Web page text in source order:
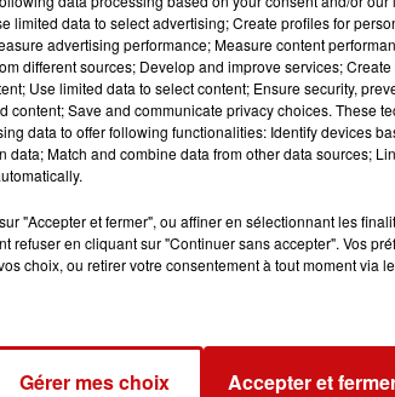
31 juillet 2026
PENDANT 10 JOURS
la 77e Foire aux vins de
limited data to select advertising; Create profiles for
advertising performance; Measure content
different sources; Develop and improve services;
Use limited data to select content; Ensure security,
content; Save and communicate privacy choices. These
data to offer following functionalities: Identify devices
data; Match and combine data from other data sources;
"Accepter et fermer", ou affiner en sélectionnant les
refuser en cliquant sur "Continuer sans accepter". Vos
choix, ou retirer votre consentement à tout moment via
Gérer mes choix Accepter et